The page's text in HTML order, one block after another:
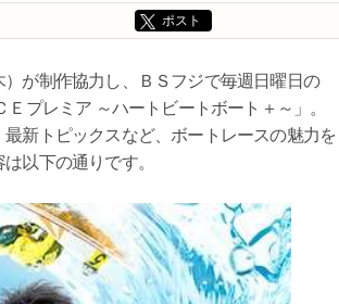
ポスト
が制作協力し、ＢＳフジで毎週日曜日の
プレミア ～ハートビートボート＋～」。
新トピックスなど、ボートレースの魅力を
以下の通りです。